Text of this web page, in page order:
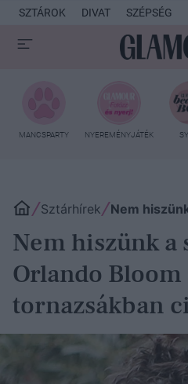
SZTÁROK DIVAT SZÉPSÉG
MANCSPARTY NYEREMÉNYJÁTÉK
Sztárhírek Nem
Nem hiszünk a
Orlando Bloom
tornazsákban